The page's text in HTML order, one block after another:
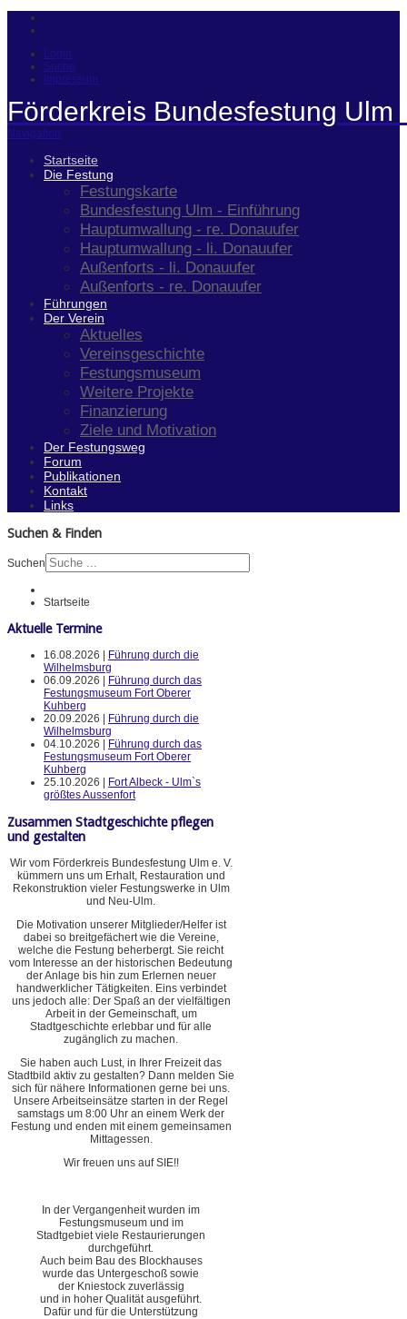
Login
Suche
Impressum
Förderkreis Bundesfestung Ulm
Navigation
Startseite
Die Festung
Festungskarte
Bundesfestung Ulm - Einführung
Hauptumwallung - re. Donauufer
Hauptumwallung - li. Donauufer
Außenforts - li. Donauufer
Außenforts - re. Donauufer
Führungen
Der Verein
Aktuelles
Vereinsgeschichte
Festungsmuseum
Weitere Projekte
Finanzierung
Ziele und Motivation
Der Festungsweg
Forum
Publikationen
Kontakt
Links
Suchen & Finden
Suchen
Startseite
Aktuelle Termine
16.08.2026 |
Führung durch die
Wilhelmsburg
06.09.2026 |
Führung durch das
Festungsmuseum Fort Oberer
Kuhberg
20.09.2026 |
Führung durch die
Wilhelmsburg
04.10.2026 |
Führung durch das
Festungsmuseum Fort Oberer
Kuhberg
25.10.2026 |
Fort Albeck - Ulm`s
größtes Aussenfort
Zusammen Stadtgeschichte pflegen
und gestalten
Wir vom Förderkreis Bundesfestung Ulm e. V.
kümmern uns um Erhalt, Restauration und
Rekonstruktion vieler Festungswerke in Ulm
und Neu-Ulm.
Die Motivation unserer Mitglieder/Helfer ist
dabei so breitgefächert wie die Vereine,
welche die Festung beherbergt. Sie reicht
vom Interesse an der historischen Bedeutung
der Anlage bis hin zum Erlernen neuer
handwerklicher Tätigkeiten. Eins verbindet
uns jedoch alle: Der Spaß an der vielfältigen
Arbeit in der Gemeinschaft, um
Stadtgeschichte erlebbar und für alle
zugänglich zu machen.
Sie haben auch Lust, in Ihrer Freizeit das
Stadtbild aktiv zu gestalten? Dann melden Sie
sich für nähere Informationen gerne bei uns.
Unsere Arbeitseinsätze starten in der Regel
samstags um 8:00 Uhr an einem Werk der
Festung und enden mit einem gemeinsamen
Mittagessen.
Wir freuen uns auf SIE!!
In der Vergangenheit wurden im
Festungsmuseum und im
Stadtgebiet viele Restaurierungen
durchgeführt.
Auch beim Bau des Blockhauses
wurde das Untergeschoß sowie
der Kniestock zuverlässig
und in hoher Qualität ausgeführt.
Dafür und für die Unterstützung